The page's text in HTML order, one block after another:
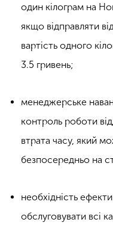
один кілограм на
якщо відправляти
вартість одного
3.5 гривень;
менеджерське
контроль роботи
втрата часу, який
безпосередньо на
необхідність
обслуговувати всі